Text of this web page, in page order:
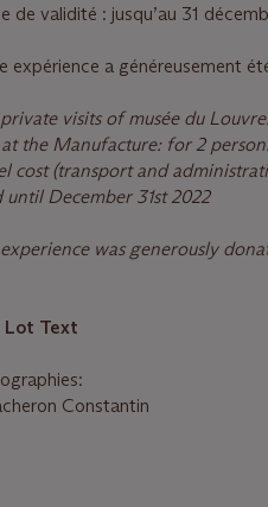
de validité : jusqu’au 31
expérience a généreusement
private visits of musée du
at the Manufacture: for 2
cost (transport and
until December 31st2022
experience was generously
Lot Text
Constantin